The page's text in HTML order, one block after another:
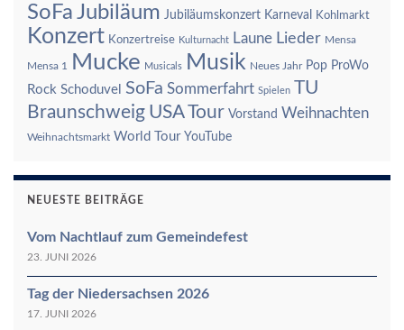
SoFa Jubiläum Jubiläumskonzert Karneval Kohlmarkt
Konzert Konzertreise Kulturnacht Laune Lieder Mensa
Mensa 1 Mucke Musicals Musik Neues Jahr Pop ProWo
Rock Schoduvel SoFa Sommerfahrt Spielen TU
Braunschweig USA Tour Vorstand Weihnachten
Weihnachtsmarkt World Tour YouTube
NEUESTE BEITRÄGE
Vom Nachtlauf zum Gemeindefest
23. JUNI 2026
Tag der Niedersachsen 2026
17. JUNI 2026